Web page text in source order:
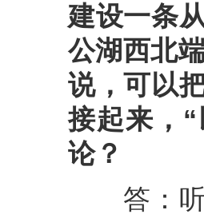
建设一条
公湖西北
说，可以
接起来，
论？
答：听